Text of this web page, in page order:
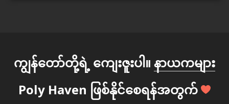
ကျွန်တော်တို့ရဲ့ ကျေးဇူးပါ။ နာယကများ
Poly Haven ဖြစ်နိုင်စေရန်အတွက်